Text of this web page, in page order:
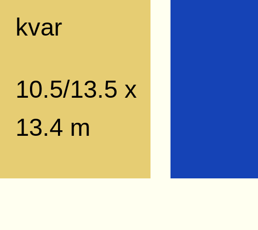
kvar
10.5/13.5 x
13.4 m